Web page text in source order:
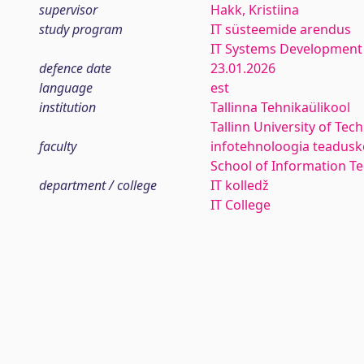
supervisor
Hakk, Kristiina
study program
IT süsteemide arendus
IT Systems Development
defence date
23.01.2026
language
est
institution
Tallinna Tehnikaülikool
Tallinn University of
faculty
infotehnoloogia
School of Information
department / college
IT kolledž
IT College